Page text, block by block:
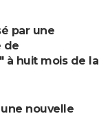
par une
de
à huit mois de la
nouvelle